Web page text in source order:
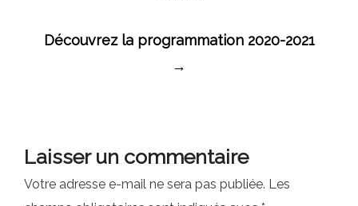
Découvrez la programmation 2020-2021
→
Laisser un commentaire
Votre adresse e-mail ne sera pas publiée. Les